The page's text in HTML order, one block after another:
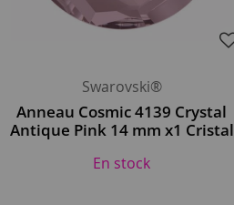
Swarovski®
Anneau Cosmic 4139 Crystal
Antique Pink 14 mm x1 Cristal
En stock